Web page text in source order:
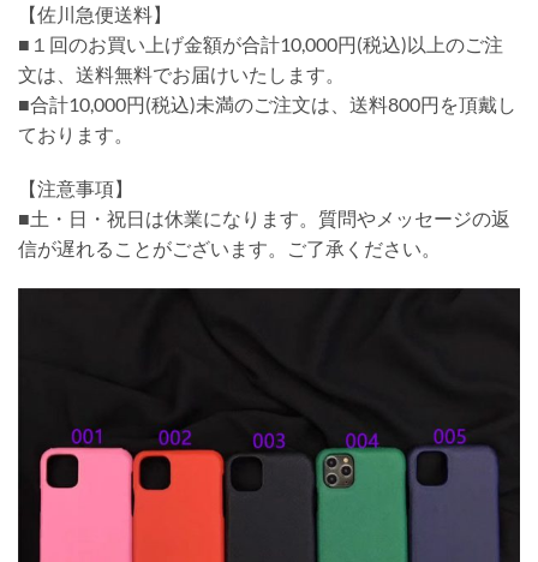
【佐川急便送料】
■１回のお買い上げ金額が合計10,000円(税込)以上のご注
文は、送料無料でお届けいたします。
■合計10,000円(税込)未満のご注文は、送料800円を頂戴し
ております。
【注意事項】
■土・日・祝日は休業になります。質問やメッセージの返
信が遅れることがございます。ご了承ください。